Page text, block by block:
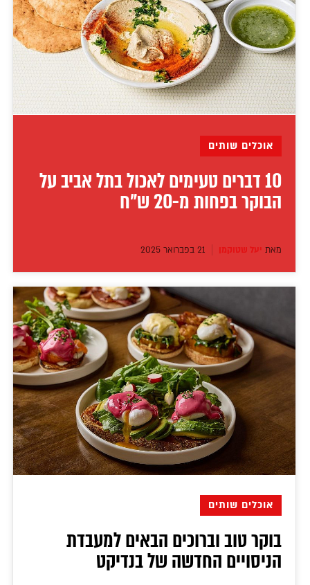
אוכלים שותים
10 דברים טעימים לאכול בתל אביב על
הבוקר בפחות מ-20 ש"ח
מאת יעל שטוקמן 21 בפברואר 2025
אוכלים שותים
בוקר טוב וברוכים הבאים למעבדת
הניסויים החדשה של בנדיקט